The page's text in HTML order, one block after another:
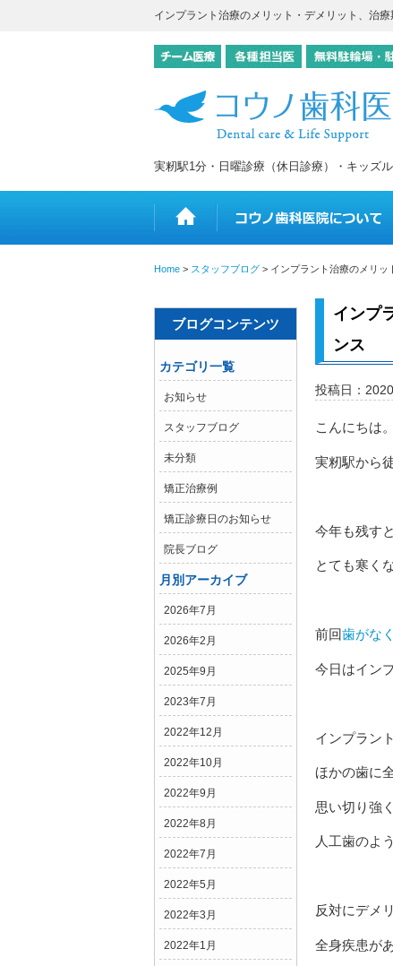
インプラント治療のメリット・デメリット、治
実籾駅1分・日曜診療（休日診療）・キッズ
Home > スタッフブログ > インプラント治療のメリッ
ブログコンテンツ
カテゴリ一覧
お知らせ
スタッフブログ
未分類
矯正治療例
矯正診療日のお知らせ
院長ブログ
月別アーカイブ
2026年7月
2026年2月
2025年9月
2023年7月
2022年12月
2022年10月
2022年9月
2022年8月
2022年7月
2022年5月
2022年3月
2022年1月
インプ
ンス
投稿日：
こんにちは。
実籾駅から
今年も残す
とても寒く
前回歯がな
今日はイン
インプラン
ほかの歯に
思い切り強
人工歯のよ
反対にデメ
全身疾患が